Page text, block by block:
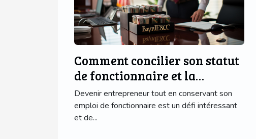
Comment concilier son statut
de fonctionnaire et la
création d'une entreprise
Devenir entrepreneur tout en conservant son
emploi de fonctionnaire est un défi intéressant
et de...